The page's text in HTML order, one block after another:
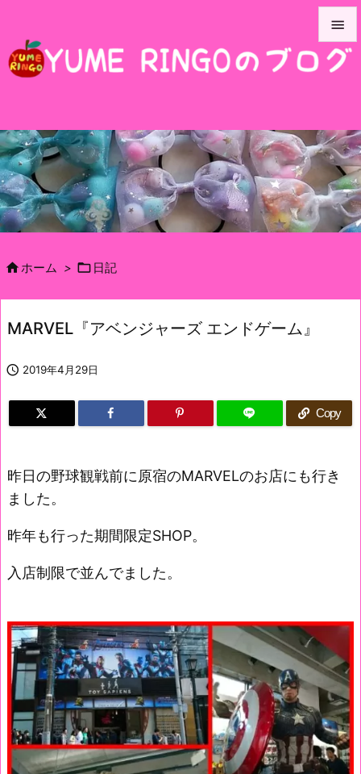



前へ

次へ

ホーム >  日記
MARVEL『アベンジャーズ エンドゲーム』
 2019年4月29日
Copy
昨日の野球観戦前に原宿のMARVELのお店にも行き
ました。
昨年も行った期間限定SHOP。
入店制限で並んでました。